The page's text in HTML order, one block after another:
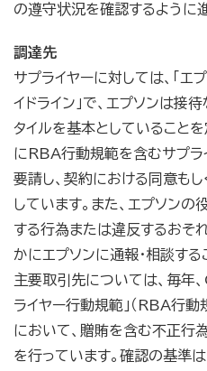
の遵守状況を確認するように
調達先
サプライヤーに対しては、「エ
イドライン」で、エプソンは接
タイルを基本としていること
にRBA行動規範を含むサプラ
要請し、契約における同意も
しています。また、エプソン
する行為または違反するおそ
かにエプソンに通報・相談する
主要取引先については、毎年
ライヤー行動規範」（RBA行動
において、贈賄を含む不正行
を行っています。確認の基準